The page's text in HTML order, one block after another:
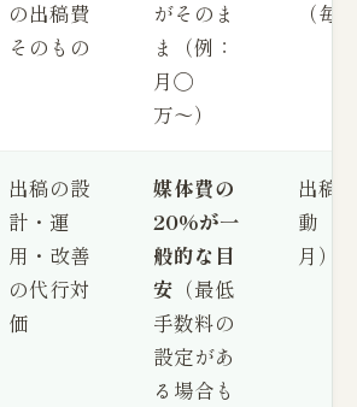
の出稿費
そのもの
がそのま
ま（例：
月◯
万〜）
（毎
出稿の設
計・運
用・改善
の代行対
価
媒体費の
20%が一
般的な目
安 （最低
手数料の
設定があ
る場合も
出稿
動（
月）